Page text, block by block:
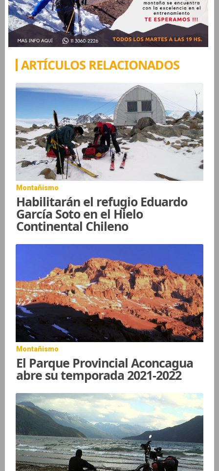
ARTÍCULOS RELACIONADOS
Montañismo
Habilitarán el refugio Eduardo
García Soto en el Hielo
Continental Chileno
Montañismo
El Parque Provincial Aconcagua
abre su temporada 2021-2022